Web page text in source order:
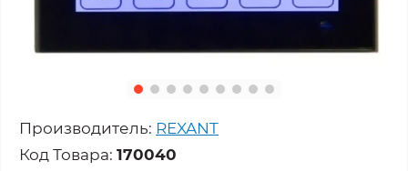
Производитель: REXANT
Код Товара: 170040